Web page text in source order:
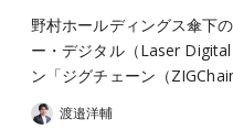
野村ホールディングス傘下
ー・デジタル（Laser
ン「ジグチェーン（
渡邉洋輔